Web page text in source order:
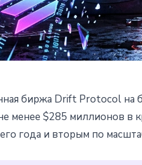
на $285
взлом 2026
биржа Drift Protocol на
менее $285 миллионов в
года и вторым по